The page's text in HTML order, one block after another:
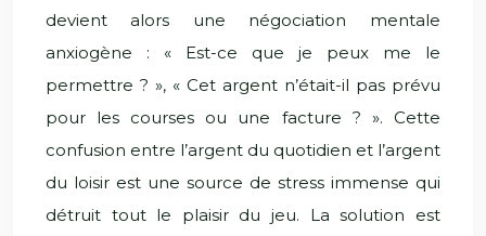
devient alors une négociation mentale
anxiogène : « Est-ce que je peux me le
permettre ? », « Cet argent n’était-il pas prévu
pour les courses ou une facture ? ». Cette
confusion entre l’argent du quotidien et l’argent
du loisir est une source de stress immense qui
détruit tout le plaisir du jeu. La solution est